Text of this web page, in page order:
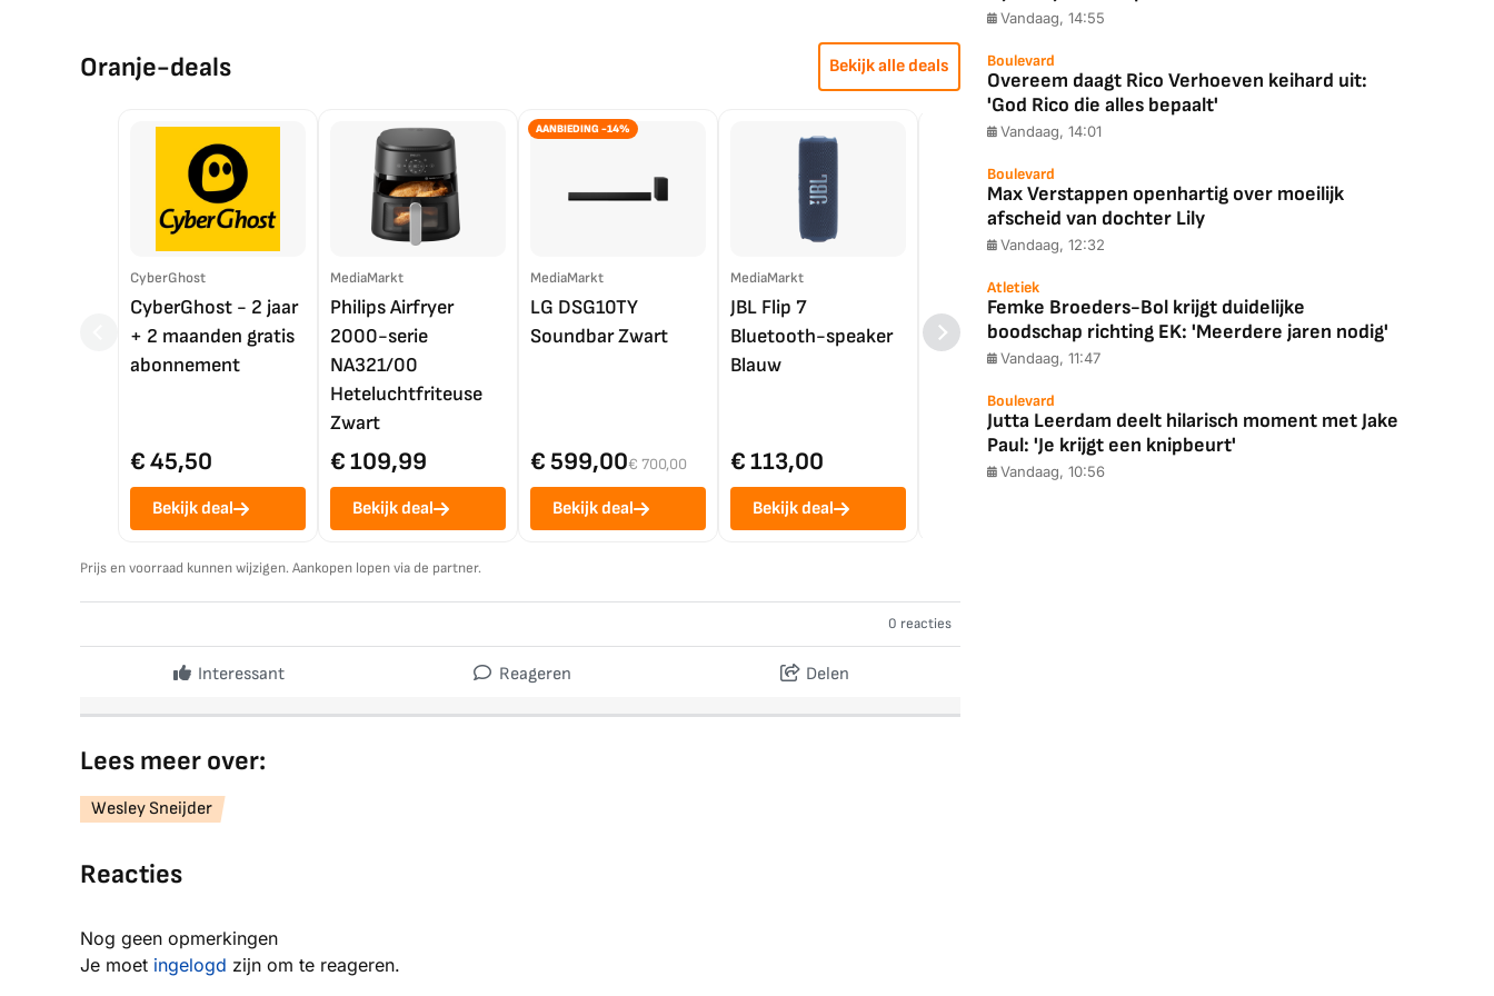
Oranje-deals Bekijk alle deals
CyberGhost
CyberGhost - 2 jaar
+ 2 maanden gratis
abonnement
€ 45,50
Bekijk deal
MediaMarkt
Philips Airfryer
2000-serie
NA321/00
Heteluchtfriteuse
Zwart
€ 109,99
Bekijk deal
AANBIEDING -14%
MediaMarkt
LG DSG10TY
Soundbar Zwart
€ 599,00€ 700,00
Bekijk deal
MediaMarkt
JBL Flip 7
Bluetooth-speaker
Blauw
€ 113,00
Bekijk deal
LG OLED55C56LB
4K TV (2025)
€ 1.088,00
JBL Partybox
Ultimate Zwart
€ 1.179,00
4K
Prijs en voorraad kunnen wijzigen. Aankopen lopen via de partner.
0 reacties
Interessant Reageren Delen
Lees meer over:
Wesley Sneijder
Reacties
Nog geen opmerkingen
Je moet ingelogd zijn om te reageren.
Vandaag, 14:55
Boulevard
Overeem daagt Rico Verhoeven keihard uit:
'God Rico die alles bepaalt'
Vandaag, 14:01
Boulevard
Max Verstappen openhartig over moeilijk
afscheid van dochter Lily
Vandaag, 12:32
Atletiek
Femke Broeders-Bol krijgt duidelijke
boodschap richting EK: 'Meerdere jaren nodig'
Vandaag, 11:47
Boulevard
Jutta Leerdam deelt hilarisch moment met Jake
Paul: 'Je krijgt een knipbeurt'
Vandaag, 10:56